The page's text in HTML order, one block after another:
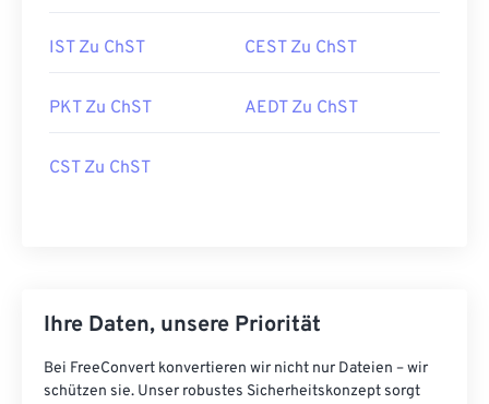
IST Zu ChST CEST Zu ChST
PKT Zu ChST AEDT Zu ChST
CST Zu ChST
Ihre Daten, unsere Priorität
Bei FreeConvert konvertieren wir nicht nur Dateien – wir
schützen sie. Unser robustes Sicherheitskonzept sorgt